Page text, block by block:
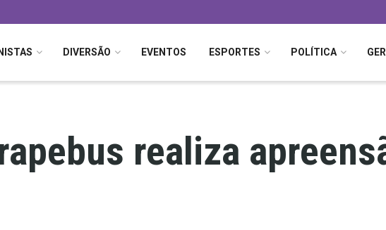
DIVERSÃO EVENTOS ESPORTES POLÍTICA
realiza